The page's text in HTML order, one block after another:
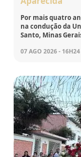
Por mais quatro
na condução da
Santo, Minas
07 AGO 2026 - 16H24